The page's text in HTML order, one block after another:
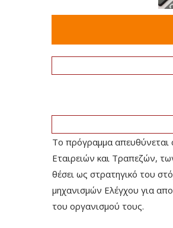
Το πρόγραμμα απευθύνεται
Εταιρειών και Τραπεζών,
θέσει ως στρατηγικό του
μηχανισμών Ελέγχου για
του οργανισμού τους.